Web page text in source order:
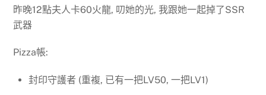
昨晚12點夫人卡60火龍, 叨她的光, 我跟她一起掉了SSR
武器
Pizza帳:
封印守護者 (重複, 已有一把LV50, 一把LV1)